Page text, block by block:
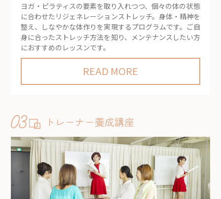
ヨガ・ピラティスの要素を取り入れつつ、個々の体の状態
に合わせたリジェネレーションストレッチ。身体・精神を
整え、しなやかな体作りを実現するプログラムです。ご自
身に合ったストレッチ方法を知り、メンテナンスしたい方
におすすめのレッスンです。
READ MORE
トレーナー養成講座